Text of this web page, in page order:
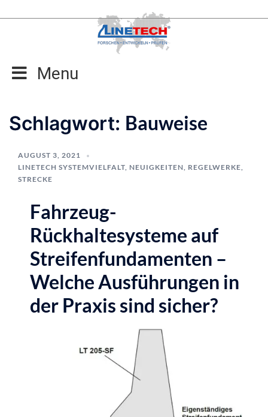
Inhalt
Menu
Schlagwort: Bauweise
AUGUST 3, 2021
LINETECH SYSTEMVIELFALT, NEUIGKEITEN, REGELWERKE,
STRECKE
Fahrzeug-
Rückhaltesysteme auf
Streifenfundamenten –
Welche Ausführungen in
der Praxis sind sicher?